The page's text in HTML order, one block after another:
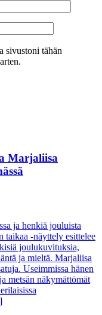
sivustoni tähän
Marjaliisa
ja henkiä jouluista
taikaa -näyttely esittelee
joulukuvituksia,
ja mieltä. Marjaliisa
Useimmissa hänen
metsän näkymättömät